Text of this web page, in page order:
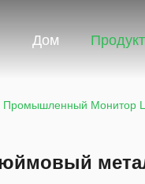
Дом
Промышленный Монитор